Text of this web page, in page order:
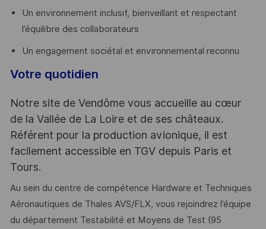
Un environnement inclusif, bienveillant et respectant
l’équilibre des collaborateurs
Un engagement sociétal et environnemental reconnu
Votre quotidien
Notre site de Vendôme vous accueille au cœur
de la Vallée de La Loire et de ses châteaux.
Référent pour la production avionique, il est
facilement accessible en TGV depuis Paris et
Tours.
Au sein du centre de compétence Hardware et Techniques
Aéronautiques de Thales AVS/FLX, vous rejoindrez l’équipe
du département Testabilité et Moyens de Test (95